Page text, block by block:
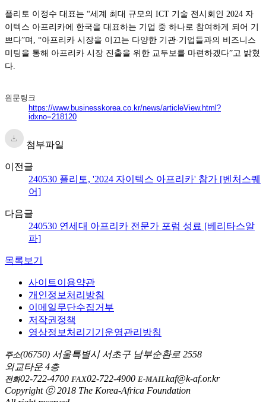
플리토 이정수 대표는 “세계 최대 규모의 ICT 기술 전시회인 2024 자
이텍스 아프리카에 한국을 대표하는 기업 중 하나로 참여하게 되어 기
쁘다”며, “아프리카 시장을 이끄는 다양한 기관·기업들과의 비즈니스
미팅을 통해 아프리카 시장 진출을 위한 교두보를 마련하겠다”고 밝혔
다.
원문링크
https://www.businesskorea.co.kr/news/articleView.html?
idxno=218120
첨부파일
이전글
240530 플리토, '2024 자이텍스 아프리카' 참가 [벤처스퀘
어]
다음글
240530 연세대 아프리카 전문가 포럼 성료 [베리타스알
파]
목록보기
사이트이용약관
개인정보처리방침
이메일무단수집거부
저작권정책
영상정보처리기기운영관리방침
주소(06750) 서울특별시 서초구 남부순환로 2558
외교타운 4층
전화02-722-4700 FAX02-722-4900 E-MAILkaf@k-af.or.kr
Copyright ⓒ 2018 The Korea-Africa Foundation